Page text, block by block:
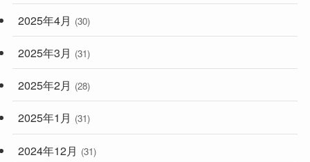
2025年4月 (30)
2025年3月 (31)
2025年2月 (28)
2025年1月 (31)
2024年12月 (31)